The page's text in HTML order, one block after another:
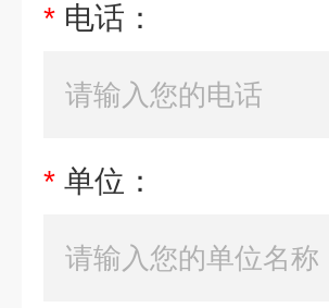
* 电话：
* 单位：